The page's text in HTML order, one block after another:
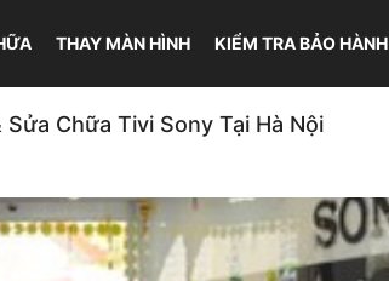
THAY MÀN HÌNH KIỂM TRA BẢO HÀNH
Chữa Tivi Sony Tại Hà Nội